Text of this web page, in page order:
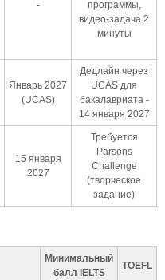
-
программы,
видео-задача 2
минуты
Январь 2027
(UCAS)
Дедлайн через
UCAS для
бакалавриата -
14 января 2027
15 января
2027
Требуется
Parsons
Challenge
(творческое
задание)
Минимальный
балл IELTS
TOEFL